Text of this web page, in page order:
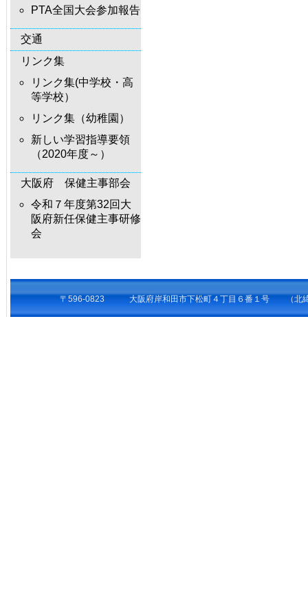
PTA全国大会参加報告
交通
リンク集
リンク集(中学校・高
等学校）
リンク集（幼稚園）
新しい学習指導要領
（2020年度～）
大阪府 保健主事部会
令和７年度第32回大
阪府新任保健主事研修
会
〒596-0823 大阪府岸和田市下松町４丁目６番１号 （北